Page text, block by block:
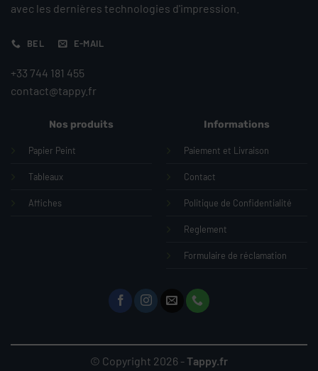
avec les dernières technologies d'impression.
BEL E-MAIL
+33 744 181 455
contact@tappy.fr
Nos produits
Papier Peint
Tableaux
Affiches
Informations
Paiement et Livraison
Contact
Politique de Confidentialité
Reglement
Formulaire de réclamation
© Copyright 2026 -Tappy.fr